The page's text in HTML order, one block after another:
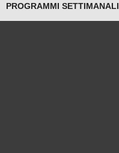
PROGRAMMI SETTIMANALI